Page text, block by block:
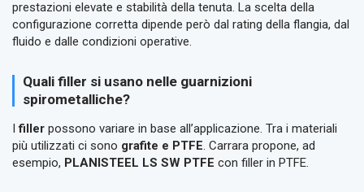
prestazioni elevate e stabilità della tenuta. La scelta della
configurazione corretta dipende però dal rating della flangia, dal
fluido e dalle condizioni operative.
Quali filler si usano nelle guarnizioni
spirometalliche?
Ifiller possono variare in base all’applicazione. Tra i materiali
più utilizzati ci sono grafite e PTFE. Carrara propone, ad
esempio, PLANISTEEL LS SW PTFE con filler in PTFE.